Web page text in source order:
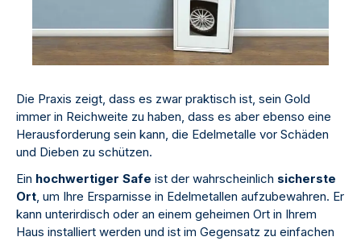
Die Praxis zeigt, dass es zwar praktisch ist, sein Gold
immer in Reichweite zu haben, dass es aber ebenso eine
Herausforderung sein kann, die Edelmetalle vor Schäden
und Dieben zu schützen.
Ein hochwertiger Safe ist der wahrscheinlich sicherste
Ort, um Ihre Ersparnisse in Edelmetallen aufzubewahren. Er
kann unterirdisch oder an einem geheimen Ort in Ihrem
Haus installiert werden und ist im Gegensatz zu einfachen